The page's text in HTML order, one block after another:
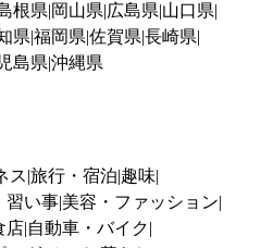
根県 岡山県 広島県 山口県
県 福岡県 佐賀県 長崎県
島県 沖縄県
ス 旅行・宿泊 趣味
習い事 美容・ファッション
店 自動車・バイク